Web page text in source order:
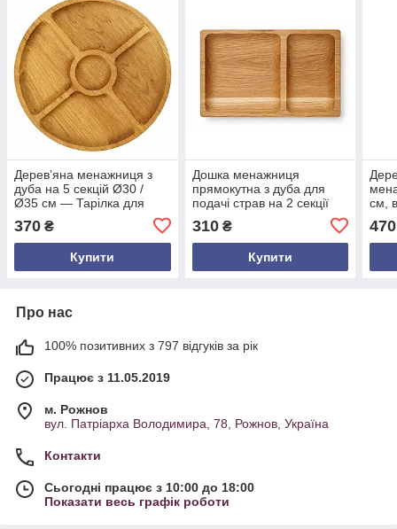
Дерев’яна менажниця з
дуба на 5 секцій Ø30 /
Ø35 см — Тарілка для
дерева, оброблена
лляною олією та воском
370 ₴
Купити
Дошка менажниця
прямокутна з дуба для
подачі страв на 2 секції
натуральний дерев'яний
посуд з лляною олією,
310₴
Купити
см,
470
Про нас
100% позитивних з 797 відгуків за рік
Працює з 11.05.2019
м. Рожнов
вул. Патріарха Володимира, 78, Рожнов, Україна
Контакти
Сьогодні працює з 10:00 до 18:00
Показати весь графік роботи